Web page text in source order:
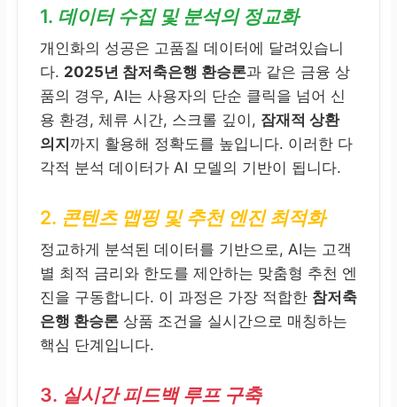
1. 데이터 수집 및 분석의 정교화
개인화의 성공은 고품질 데이터에 달려있습니
다. 2025년 참저축은행 환승론과 같은 금융 상
품의 경우, AI는 사용자의 단순 클릭을 넘어 신
용 환경, 체류 시간, 스크롤 깊이, 잠재적 상환
의지까지 활용해 정확도를 높입니다. 이러한 다
각적 분석 데이터가 AI 모델의 기반이 됩니다.
2. 콘텐츠 맵핑 및 추천 엔진 최적화
정교하게 분석된 데이터를 기반으로, AI는 고객
별 최적 금리와 한도를 제안하는 맞춤형 추천 엔
진을 구동합니다. 이 과정은 가장 적합한 참저축
은행 환승론 상품 조건을 실시간으로 매칭하는
핵심 단계입니다.
3. 실시간 피드백 루프 구축